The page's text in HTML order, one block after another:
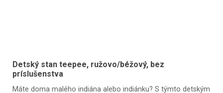
Detský stan teepee, ružovo/béžový, bez
príslušenstva
Máte doma malého indiána alebo indiánku? S týmto detským